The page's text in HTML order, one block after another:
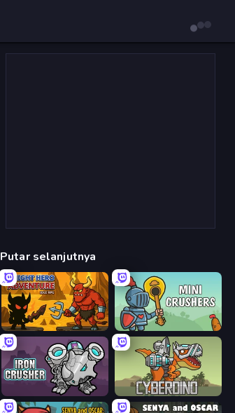
Putar selanjutnya
Knight Hero Adventure Idle RPG Mini Crushers
Iron Crusher